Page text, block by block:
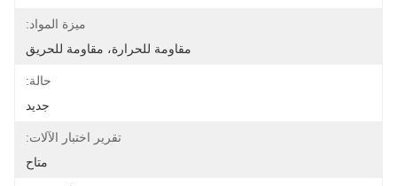
ميزة المواد:
مقاومة للحرارة، مقاومة للحريق
حالة:
جديد
تقرير اختبار الآلات:
متاح